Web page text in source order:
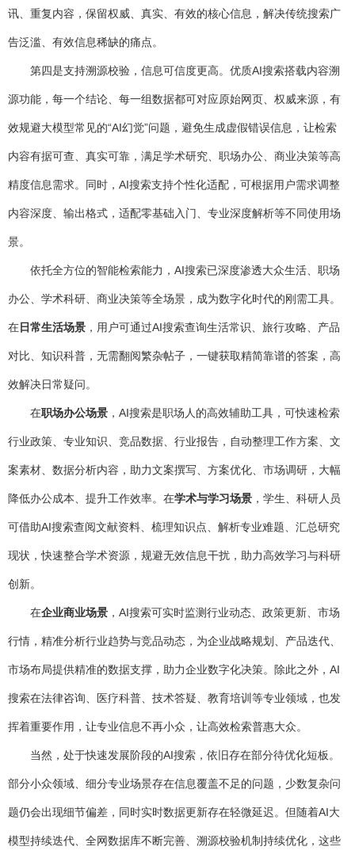
讯、重复内容，保留权威、真实、有效的核心信息，解决传统搜索广
告泛滥、有效信息稀缺的痛点。
第四是支持溯源校验，信息可信度更高。优质AI搜索搭载内容溯
源功能，每一个结论、每一组数据都可对应原始网页、权威来源，有
效规避大模型常见的“AI幻觉”问题，避免生成虚假错误信息，让检索
内容有据可查、真实可靠，满足学术研究、职场办公、商业决策等高
精度信息需求。同时，AI搜索支持个性化适配，可根据用户需求调整
内容深度、输出格式，适配零基础入门、专业深度解析等不同使用场
景。
依托全方位的智能检索能力，AI搜索已深度渗透大众生活、职场
办公、学术科研、商业决策等全场景，成为数字化时代的刚需工具。
在日常生活场景 ，用户可通过AI搜索查询生活常识、旅行攻略、产品
对比、知识科普，无需翻阅繁杂帖子，一键获取精简靠谱的答案，高
效解决日常疑问。
在职场办公场景 ，AI搜索是职场人的高效辅助工具，可快速检索
行业政策、专业知识、竞品数据、行业报告，自动整理工作方案、文
案素材、数据分析内容，助力文案撰写、方案优化、市场调研，大幅
降低办公成本、提升工作效率。在学术与学习场景 ，学生、科研人员
可借助AI搜索查阅文献资料、梳理知识点、解析专业难题、汇总研究
现状，快速整合学术资源，规避无效信息干扰，助力高效学习与科研
创新。
在企业商业场景 ，AI搜索可实时监测行业动态、政策更新、市场
行情，精准分析行业趋势与竞品动态，为企业战略规划、产品迭代、
市场布局提供精准的数据支撑，助力企业数字化决策。除此之外，AI
搜索在法律咨询、医疗科普、技术答疑、教育培训等专业领域，也发
挥着重要作用，让专业信息不再小众，让高效检索普惠大众。
当然，处于快速发展阶段的AI搜索，依旧存在部分待优化短板。
部分小众领域、细分专业场景存在信息覆盖不足的问题，少数复杂问
题仍会出现细节偏差，同时实时数据更新存在轻微延迟。但随着AI大
模型持续迭代、全网数据库不断完善、溯源校验机制持续优化，这些